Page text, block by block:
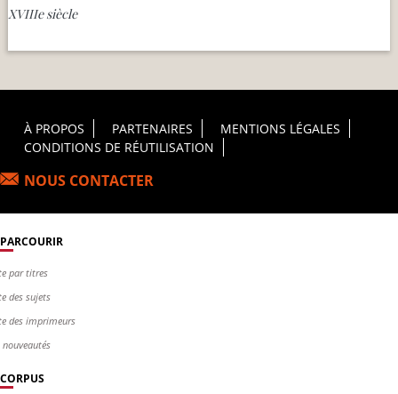
XVIIIe siècle
Footer Principal
À PROPOS PARTENAIRES
MENTIONS LÉGALES
CONDITIONS DE RÉUTILISATION
NOUS CONTACTER
PARCOURIR
par titres
des sujets
des imprimeurs
nouveautés
CORPUS